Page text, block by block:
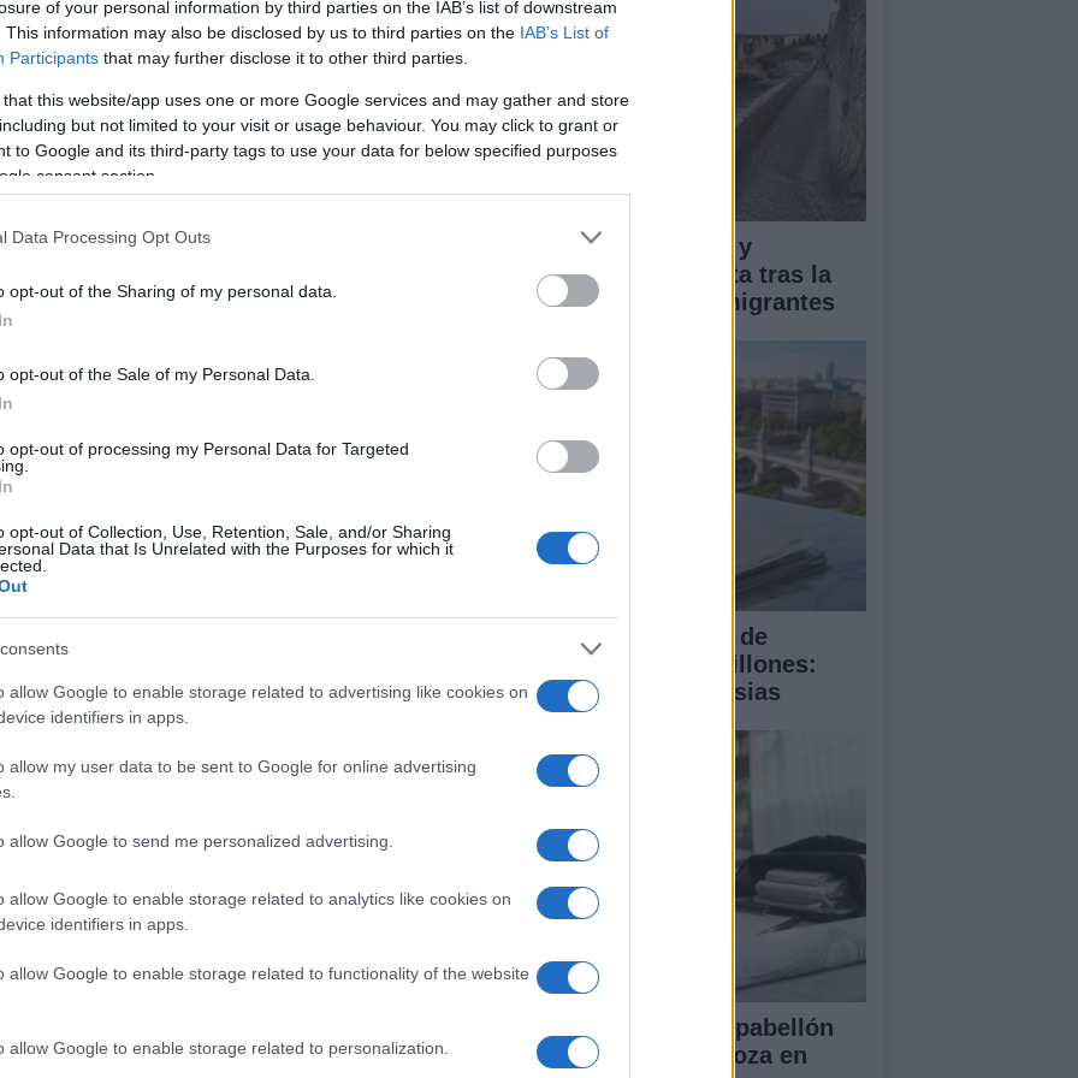
of your personal information by third parties on the IAB’s list of downstream
This information may also be disclosed by us to third parties on the IAB’s List of
Participants that may further disclose it to other third parties.
that this website/app uses one or more Google services and may gather and store
but not limited to your visit or usage behaviour. You may click to grant or
to Google and its third-party tags to use your data for below specified purposes
consent section.
Data Processing Opt Outs
opt-out of the Sharing of my personal data.
opt-out of the Sale of my Personal Data.
opt-out of processing my Personal Data for Targeted
opt-out of Collection, Use, Retention, Sale, and/or Sharing
Data that Is Unrelated with the Purposes for which it
allow Google to enable storage related to advertising like cookies on
identifiers in apps.
allow my user data to be sent to Google for online advertising
allow Google to send me personalized advertising.
allow Google to enable storage related to analytics like cookies on
identifiers in apps.
allow Google to enable storage related to functionality of the website
allow Google to enable storage related to personalization.
del mar
saga no solo explora las batallas físicas, sino
personajes en busca de amor y esperanza. Desde
ha cautivado a los lectores con su habilidad
La continuación de esta serie es un
novela histórica.
regreso a Panem
de Suzanne Collins regresa con su quinta entrega,
en un futuro distópico, esta historia sigue a
la supervivencia y la rebelión contra la tiranía. La
explorando los quincuagésimos juegos del
Abernathy. Esta saga ha dejado una huella
Impacto económico y
humanitario en Ceuta tras la
llegada masiva de migrantes
La compra del ático de
Chamberí por 6,3 millones:
detalles y controversias
Transformación del pabellón
de la Expo de Zaragoza en